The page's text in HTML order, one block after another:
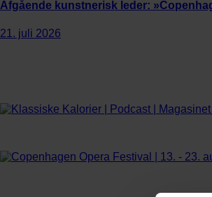
Afgående kunstnerisk leder:
21. juli 2026